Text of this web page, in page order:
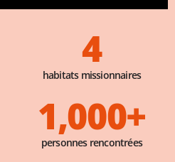
habitats missionnaires
4
personnes rencontrées
1,000+